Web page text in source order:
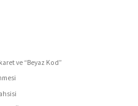
ve “Beyaz Kod”